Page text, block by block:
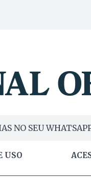
NO SEU
USO